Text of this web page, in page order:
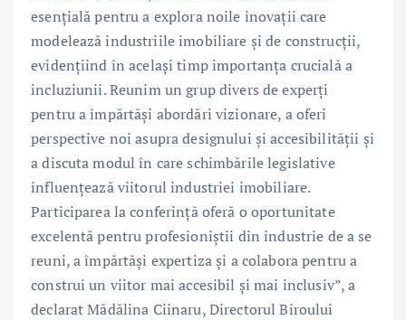
esențială pentru a explora noile inovații care
modelează industriile imobiliare și de construcții,
evidențiind în același timp importanța crucială a
incluziunii. Reunim un grup divers de experți
pentru a împărtăși abordări vizionare, a oferi
perspective noi asupra designului și accesibilității și
a discuta modul în care schimbările legislative
influențează viitorul industriei imobiliare.
Participarea la conferință oferă o oportunitate
excelentă pentru profesioniștii din industrie de a se
reuni, a împărtăși expertiza și a colabora pentru a
construi un viitor mai accesibil și mai inclusiv”, a
declarat Mădălina Ciinaru, Directorul Biroului